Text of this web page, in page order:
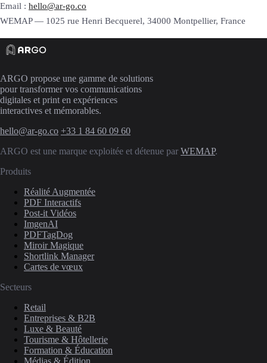
Email : hello@ar-go.co
WEMAP — 1025 rue Henri Becquerel, 34000 Montpellier, France
ARGO propose une gamme de solutions
pour transformer vos communications
digitales et print en expériences
interactives et mémorables.
hello@ar-go.co +33 1 84 60 09 60
ARGO est une marque exploitée et détenue par WEMAP.
Produits
Réalité Augmentée
PDF Interactifs
Post-it Vidéos
ImgenAI
PDFTagDog
Miroir Magique
Shortlink Manager
Cartes de vœux
Secteurs
Retail
Entreprises & B2B
Luxe & Beauté
Tourisme & Hôtellerie
Formation & Éducation
Médias & Édition